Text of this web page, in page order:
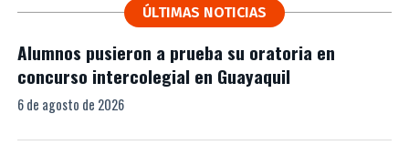
ÚLTIMAS NOTICIAS
Alumnos pusieron a prueba su oratoria en
concurso intercolegial en Guayaquil
6 de agosto de 2026